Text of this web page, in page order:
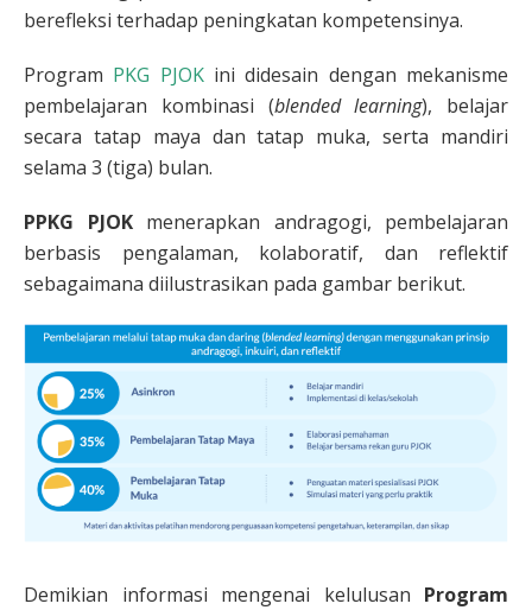
berefleksi terhadap peningkatan kompetensinya.
Program PKG PJOKini didesain dengan mekanisme
pembelajaran kombinasi (blended learning), belajar
secara tatap maya dan tatap muka, serta mandiri
selama 3 (tiga) bulan.
PPKG PJOKmenerapkan andragogi, pembelajaran
berbasis pengalaman, kolaboratif, dan reflektif
sebagaimana diilustrasikan pada gambar berikut.
Demikian informasi mengenai kelulusan Program